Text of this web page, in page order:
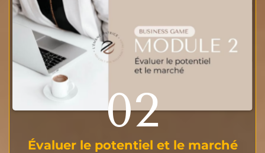
02
Évaluer le potentiel et le marché